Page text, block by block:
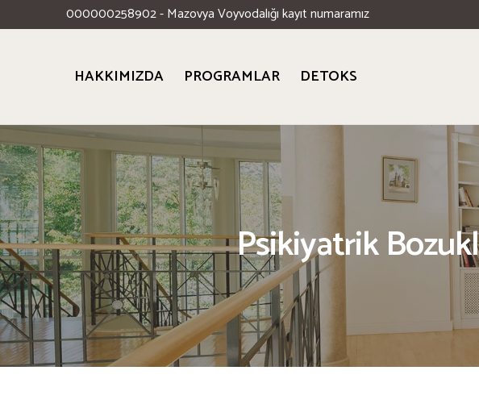
000000258902 - Mazovya Voyvodalığı kayıt numaramız
HAKKIMIZDA PROGRAMLAR DETOKS
Psikiyatrik